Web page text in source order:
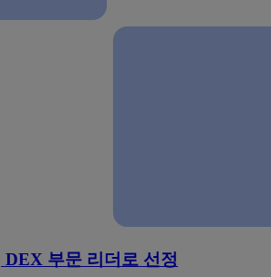
DEX 부문 리더로 선정